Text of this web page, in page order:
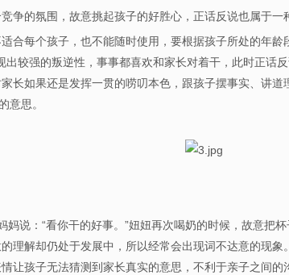
争的氛围，故意挑起孩子的好胜心，正话反说也属于
合每个孩子，也不能随时使用，要根据孩子所处的年
出较强的叛逆性，事事都喜欢和家长对着干，此时正
如果还是发挥一贯的唠叨本色，跟孩子摆事实、讲道
意思。
楚
说：“看你干的好事。”妞妞再次喝奶的时候，故意把
理解却仍处于发展中，所以经常会出现词不达意的现
情让孩子无法猜测到家长真实的意思，不利于亲子之